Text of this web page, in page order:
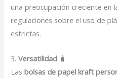
una preocupación creciente en
regulaciones sobre el uso de
estrictas.
3.Versatilidad 🧳
Lasbolsas de papel kraft